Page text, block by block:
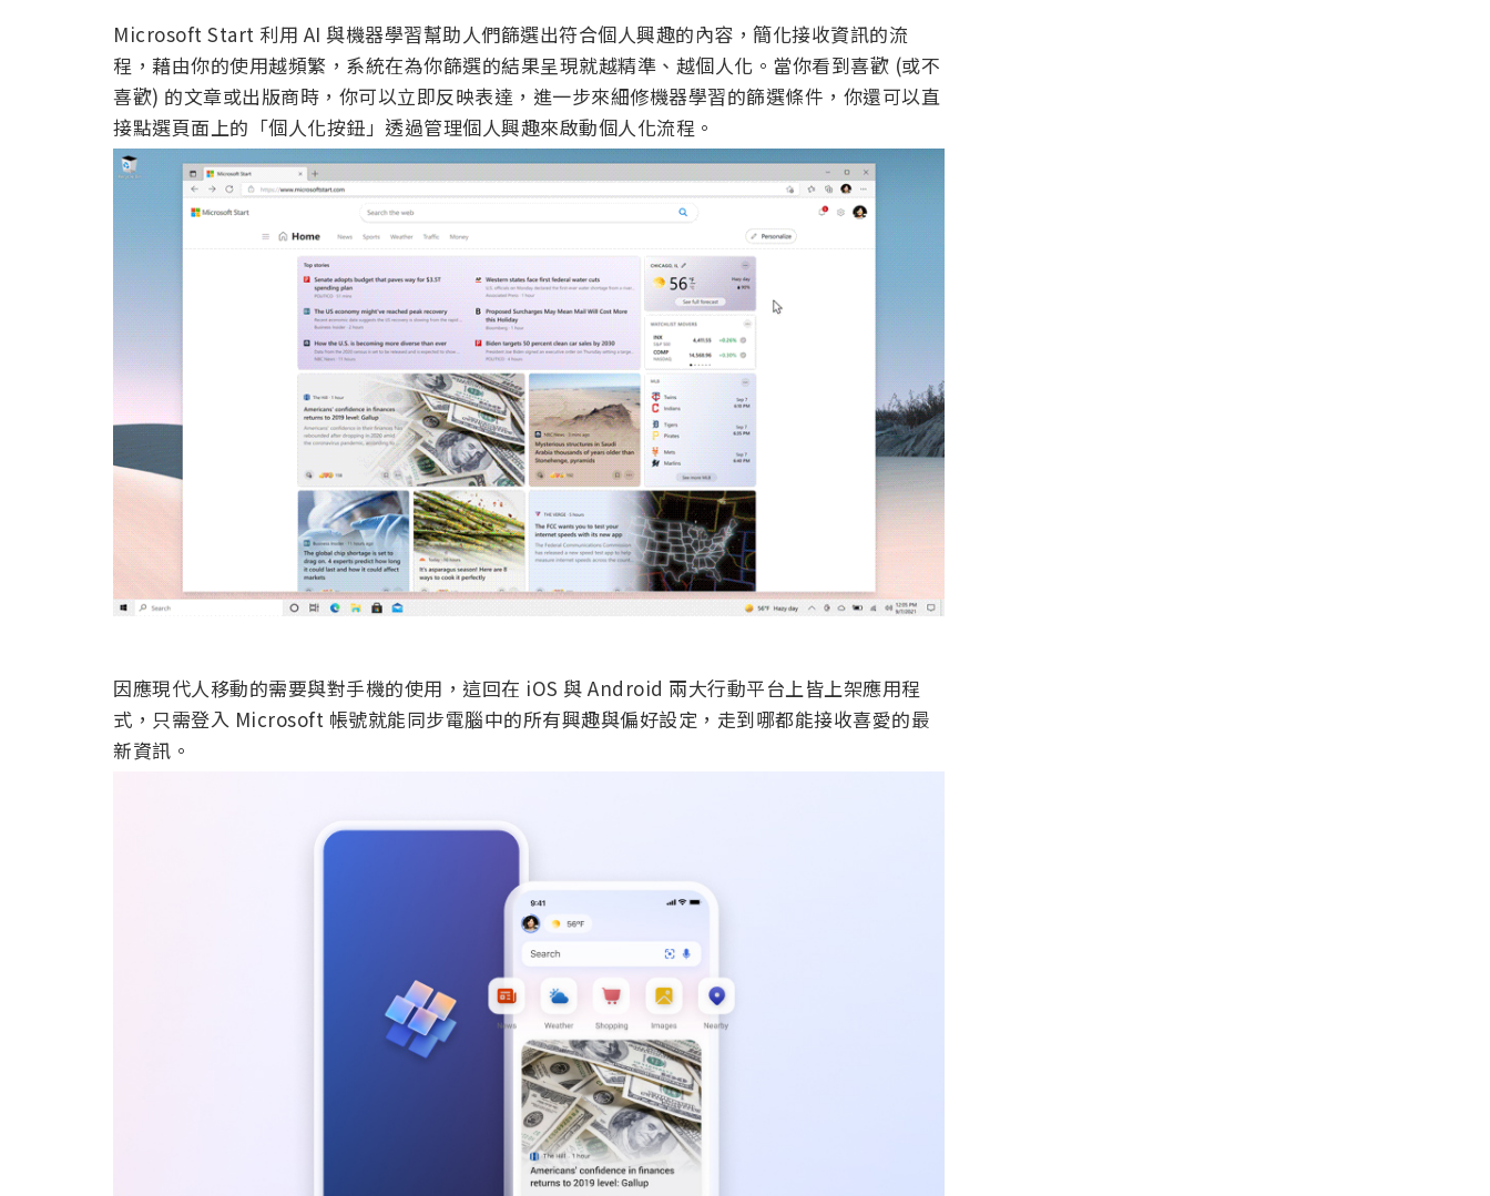
Microsoft Start 利用 AI 與機器學習幫助人們篩選出符合個人興趣的內容，簡化接收資訊的流
程，藉由你的使用越頻繁，系統在為你篩選的結果呈現就越精準、越個人化。當你看到喜歡 (或不
喜歡) 的文章或出版商時，你可以立即反映表達，進一步來細修機器學習的篩選條件，你還可以直
接點選頁面上的「個人化按鈕」透過管理個人興趣來啟動個人化流程。
因應現代人移動的需要與對手機的使用，這回在 iOS 與 Android 兩大行動平台上皆上架應用程
式，只需登入 Microsoft 帳號就能同步電腦中的所有興趣與偏好設定，走到哪都能接收喜愛的最
新資訊。